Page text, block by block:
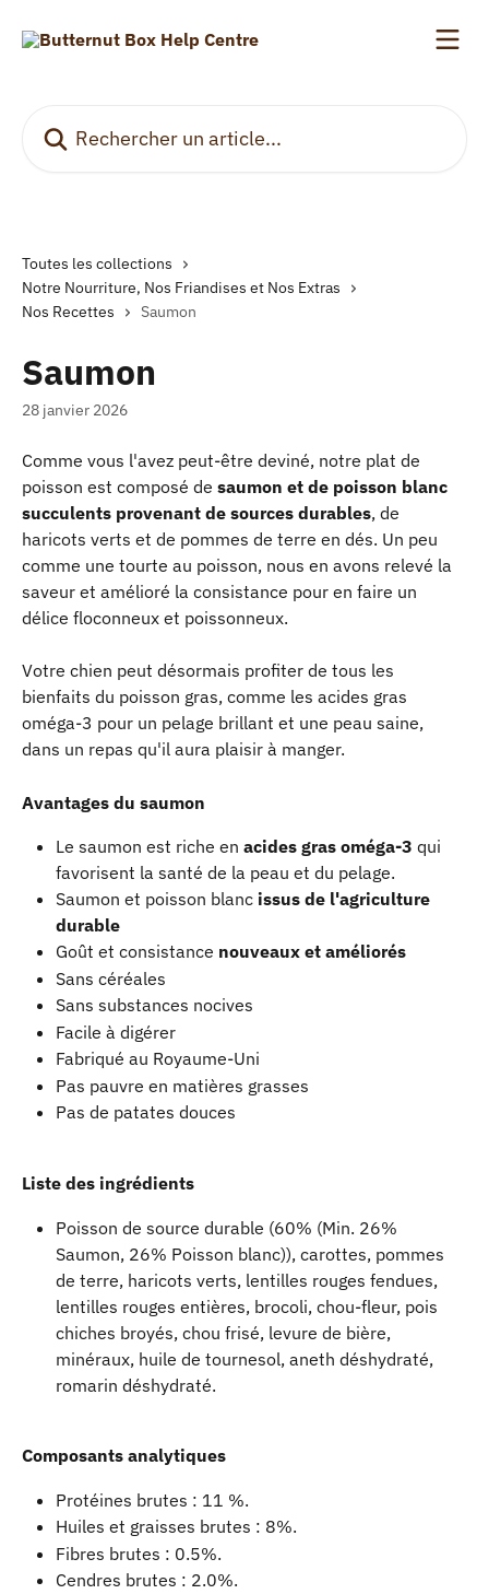
Toutes les collections
Notre Nourriture, Nos Friandises et Nos Extras
Nos Recettes
Saumon
Saumon
28 janvier 2026
Comme vous l'avez peut-être deviné, notre plat de
poisson est composé de saumon et de poisson blanc
succulents provenant de sources durables, de
haricots verts et de pommes de terre en dés. Un peu
comme une tourte au poisson, nous en avons relevé la
saveur et amélioré la consistance pour en faire un
délice floconneux et poissonneux.
Votre chien peut désormais profiter de tous les
bienfaits du poisson gras, comme les acides gras
oméga-3 pour un pelage brillant et une peau saine,
dans un repas qu'il aura plaisir à manger.
Avantages du saumon
Le saumon est riche en acides gras oméga-3 qui
favorisent la santé de la peau et du pelage.
Saumon et poisson blanc issus de l'agriculture
durable
Goût et consistance nouveaux et améliorés
Sans céréales
Sans substances nocives
Facile à digérer
Fabriqué au Royaume-Uni
Pas pauvre en matières grasses
Pas de patates douces
Liste des ingrédients
Poisson de source durable (60% (Min. 26%
Saumon, 26% Poisson blanc)), carottes, pommes
de terre, haricots verts, lentilles rouges fendues,
lentilles rouges entières, brocoli, chou-fleur, pois
chiches broyés, chou frisé, levure de bière,
minéraux, huile de tournesol, aneth déshydraté,
romarin déshydraté.
Composants analytiques
Protéines brutes : 11 %.
Huiles et graisses brutes : 8%.
Fibres brutes : 0.5%.
Cendres brutes : 2.0%.